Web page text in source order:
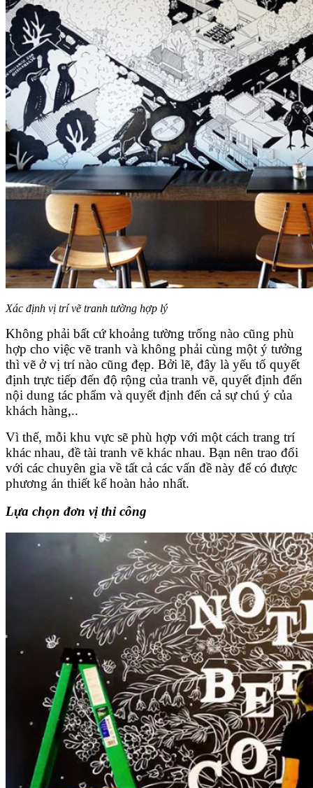
Xác định vị trí vẽ tranh tường hợp lý
Không phải bất cứ khoảng tường trống nào cũng phù
hợp cho việc vẽ tranh và không phải cùng một ý tưởng
thì vẽ ở vị trí nào cũng đẹp. Bởi lẽ, đây là yếu tố quyết
định trực tiếp đến độ rộng của tranh vẽ, quyết định đến
nội dung tác phẩm và quyết định đến cả sự chú ý của
khách hàng,..
Vì thế, mỗi khu vực sẽ phù hợp với một cách trang trí
khác nhau, đề tài tranh vẽ khác nhau. Bạn nên trao đổi
với các chuyên gia về tất cả các vấn đề này để có được
phương án thiết kế hoàn hảo nhất.
Lựa chọn đơn vị thi công